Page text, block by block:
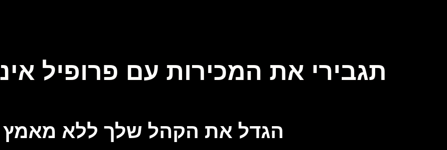
תגבירי את המכירות עם פרופיל
הגדל את הקהל שלך ללא מאמץ